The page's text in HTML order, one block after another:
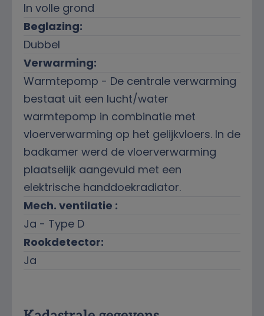
In volle grond
Beglazing:
Dubbel
Verwarming:
Warmtepomp - De centrale verwarming
bestaat uit een lucht/water
warmtepomp in combinatie met
vloerverwarming op het gelijkvloers. In de
badkamer werd de vloerverwarming
plaatselijk aangevuld met een
elektrische handdoekradiator.
Mech. ventilatie :
Ja - Type D
Rookdetector:
Ja